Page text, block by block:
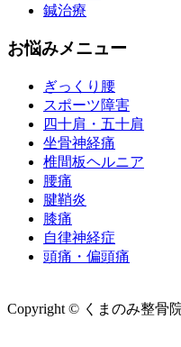
鍼治療
お悩みメニュー
ぎっくり腰
スポーツ障害
四十肩・五十肩
坐骨神経痛
椎間板ヘルニア
腰痛
腱鞘炎
膝痛
自律神経症
頭痛・偏頭痛
Copyright © くまのみ整骨